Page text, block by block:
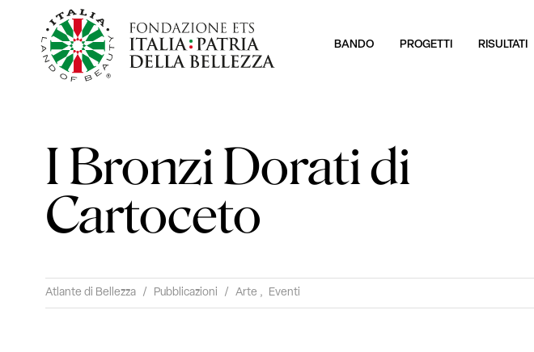
BANDO PROGETTI RISULTATI
I Bronzi Dorati di
Cartoceto
Atlante di Bellezza / Pubblicazioni / Arte , Eventi